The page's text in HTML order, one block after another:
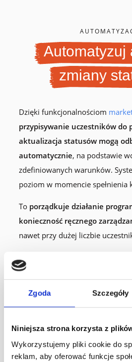
Zgoda Szczegóły
Niniejsza strona korzysta z
Wykorzystujemy pliki cookie do
reklam, aby oferować funkcje
Automatyzuj
zmiany
Dzięki funkcjonalnościom
przypisywanie uczestników do
aktualizacja statusów mogą
automatycznie, na podstawie
zdefiniowanych warunków.
poziom w momencie spełnienia
To porządkuje działanie
konieczność ręcznego
nawet przy dużej liczbie